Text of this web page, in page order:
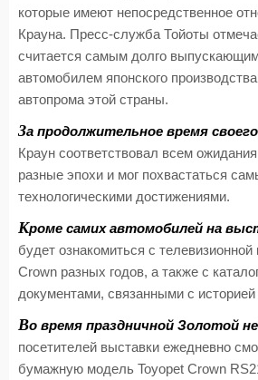
которые имеют непосредственное
Крауна. Пресс-служба Тойоты
считается самым долго
автомобилем японского
автопрома этой страны.
За продолжительное время
Краун соответствовал всем
разные эпохи и мог похвастаться
технологическими достижениями.
Кроме самих автомобилей на
будет ознакомиться с
Crown разных годов, а также с
документами, связанными с
Во время праздничной Золотой
посетителей выставки ежедневно
бумажную модель Toyopet Crown